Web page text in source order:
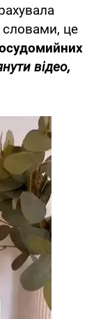
словами, це
відео,